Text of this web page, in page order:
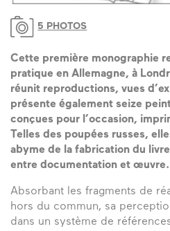
5 PHOTOS
Cette première monographie
pratique en Allemagne, à
réunit reproductions, vues
présente également seize
conçues pour l’occasion,
Telles des poupées russes,
abyme de la fabrication du
entre documentation et œuvre.
Absorbant les fragments de
hors du commun, sa
dans un système de